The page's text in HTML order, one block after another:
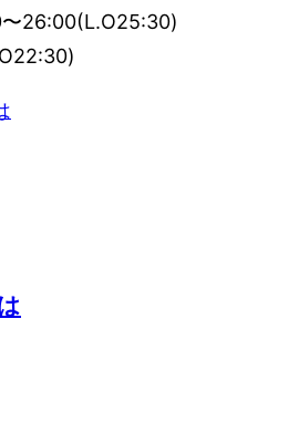
26:00(L.O25:30)